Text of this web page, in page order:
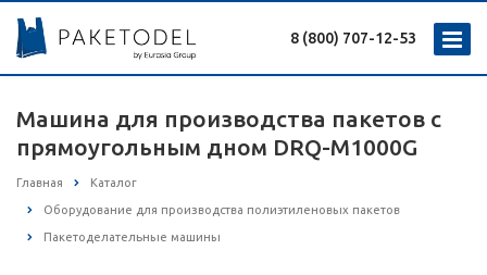
8 (800) 707-12-53
Машина для производства пакетов с
прямоугольным дном DRQ-M1000G
Главная Каталог
Оборудование для производства полиэтиленовых пакетов
Пакетоделательные машины